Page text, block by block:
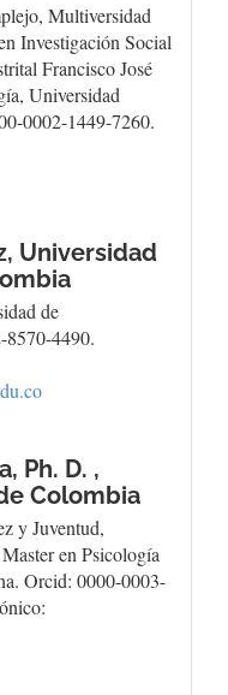
Multiversidad
Investigación Social
Francisco José
Universidad
0002-1449-7260.
Universidad
de
8570-4490.
Ph. D. ,
Colombia
y Juventud,
en Psicología
Orcid: 0000-0003-